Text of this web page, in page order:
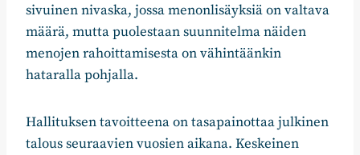
sivuinen nivaska, jossa menonlisäyksiä on valtava
määrä, mutta puolestaan suunnitelma näiden
menojen rahoittamisesta on vähintäänkin
hataralla pohjalla.
Hallituksen tavoitteena on tasapainottaa julkinen
talous seuraavien vuosien aikana. Keskeinen